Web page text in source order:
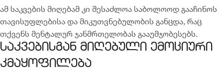
ამ საკვების მიღებამ კი შესაძლოა საბოლოოდ გააჩინოს
თავისუფლებისა და მიკუთვნებულობის განცდა, რაც
თქვენს მენტალურ ჯანმრთელობას გააუმჯობესებს.
საკვებისგან მიღებული ემოციური
კმაყოფილება